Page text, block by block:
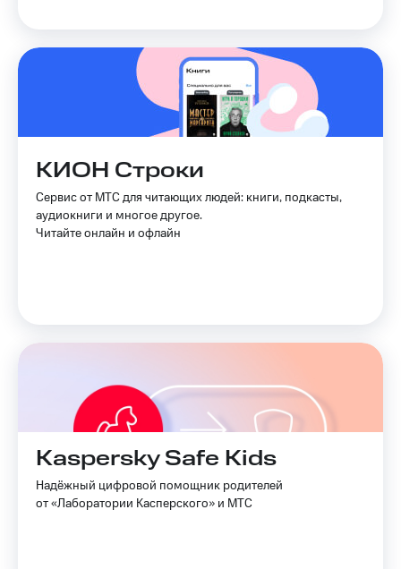
КИОН Строки
Сервис от МТС для читающих людей: книги, подкасты,
аудиокниги и многое другое.
Читайте онлайн и офлайн
Kaspersky Safe Kids
Надёжный цифровой помощник родителей
от «Лаборатории Касперского» и МТС